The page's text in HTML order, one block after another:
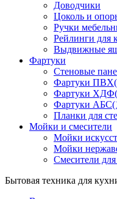
Доводчики
Цоколь и
Ручки
Рейлинги для
Выдвижные
Фартуки
Стеновые
Фартуки
Фартуки
Фартуки
Планки для
Мойки и смесители
Мойки
Мойки
Смесители
Бытовая техника для